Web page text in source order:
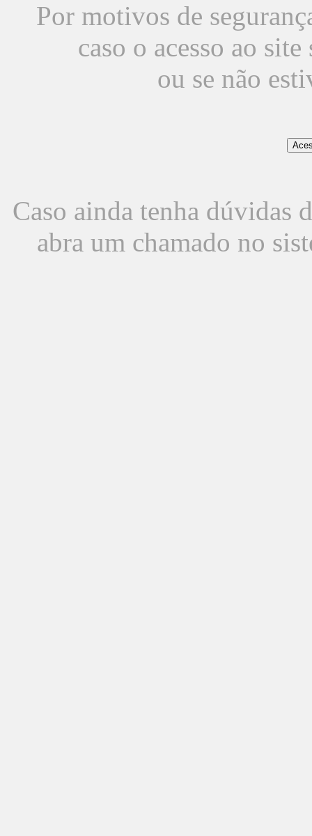
Por motivos de
caso o acesso ao
ou se não
Caso ainda tenha dúvidas
abra um chamado no